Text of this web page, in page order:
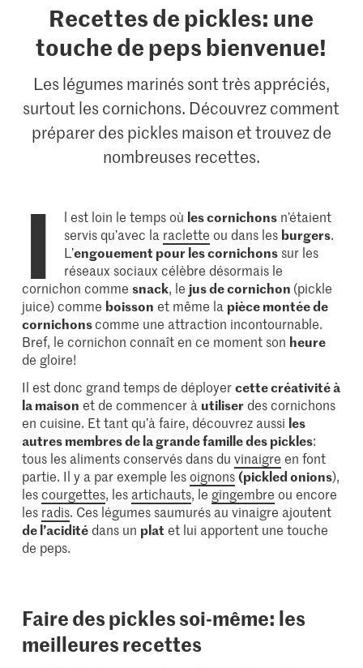
Recettes de pickles: une
touche de peps bienvenue!
Les légumes marinés sont très appréciés,
surtout les cornichons. Découvrez comment
préparer des pickles maison et trouvez de
nombreuses recettes.
I l est loin le temps où les cornichons n’étaient
servis qu’avec la raclette ou dans les burgers.
L’engouement pour les cornichons sur les
réseaux sociaux célèbre désormais le
cornichon commesnack, le jus de cornichon (pickle
juice) comme boisson et même la pièce montée de
cornichonscomme une attraction incontournable.
Bref, le cornichon connaît en ce moment son heure
de gloire!
Il est donc grand temps de déployercette créativité à
la maison et de commencer à utiliser des cornichons
en cuisine. Et tant qu’à faire, découvrez aussi les
autres membres de la grande famille des pickles:
tous les aliments conservés dans duvinaigre en font
partie. Il y a par exemple lesoignons(pickled onions),
lescourgettes, les artichauts, le gingembre ou encore
les radis. Ces légumes saumurés au vinaigre ajoutent
de l’acidité dans un plat et lui apportent une touche
de peps.
Faire des pickles soi-même: les
meilleures recettes